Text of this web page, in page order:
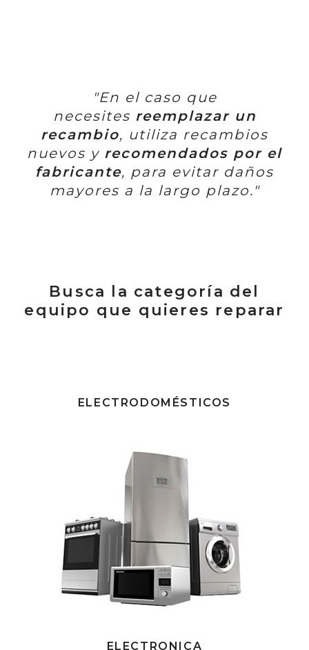
"En el caso que
necesites reemplazar un
recambio, utiliza recambios
nuevos y recomendados por el
fabricante, para evitar daños
mayores a la largo plazo."
Busca la categoría del
equipo que quieres reparar
ELECTRODOMÉSTICOS
ELECTRONICA